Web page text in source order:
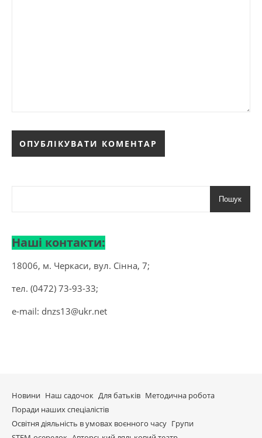
Пошук
Наші контакти:
18006, м. Черкаси, вул. Сінна, 7;
тел. (0472) 73-93-33;
e-mail: dnzs13@ukr.net
Новини Наш садочок Для батьків Методична робота
Поради наших спеціалістів
Освітня діяльність в умовах воєнного часу Групи